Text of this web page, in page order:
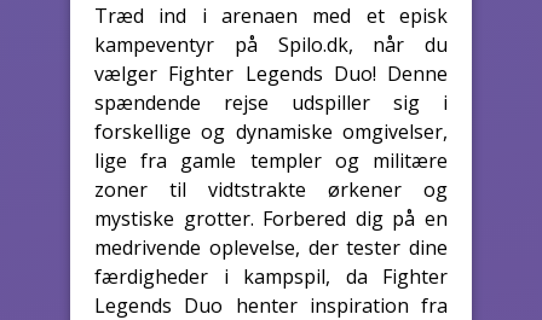
Træd ind i arenaen med et episk
kampeventyr på Spilo.dk, når du
vælger Fighter Legends Duo! Denne
spændende rejse udspiller sig i
forskellige og dynamiske omgivelser,
lige fra gamle templer og militære
zoner til vidtstrakte ørkener og
mystiske grotter. Forbered dig på en
medrivende oplevelse, der tester dine
færdigheder i kampspil, da Fighter
Legends Duo henter inspiration fra